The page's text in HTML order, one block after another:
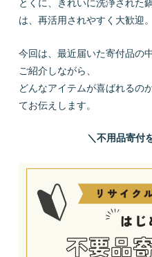
とくに、きれいに洗浄された
は、再活用されやすく大歓迎。
今回は、最近届いた寄付品の
ご紹介しながら、
どんなアイテムが喜ばれるの
てお伝えします。
＼不用品寄付